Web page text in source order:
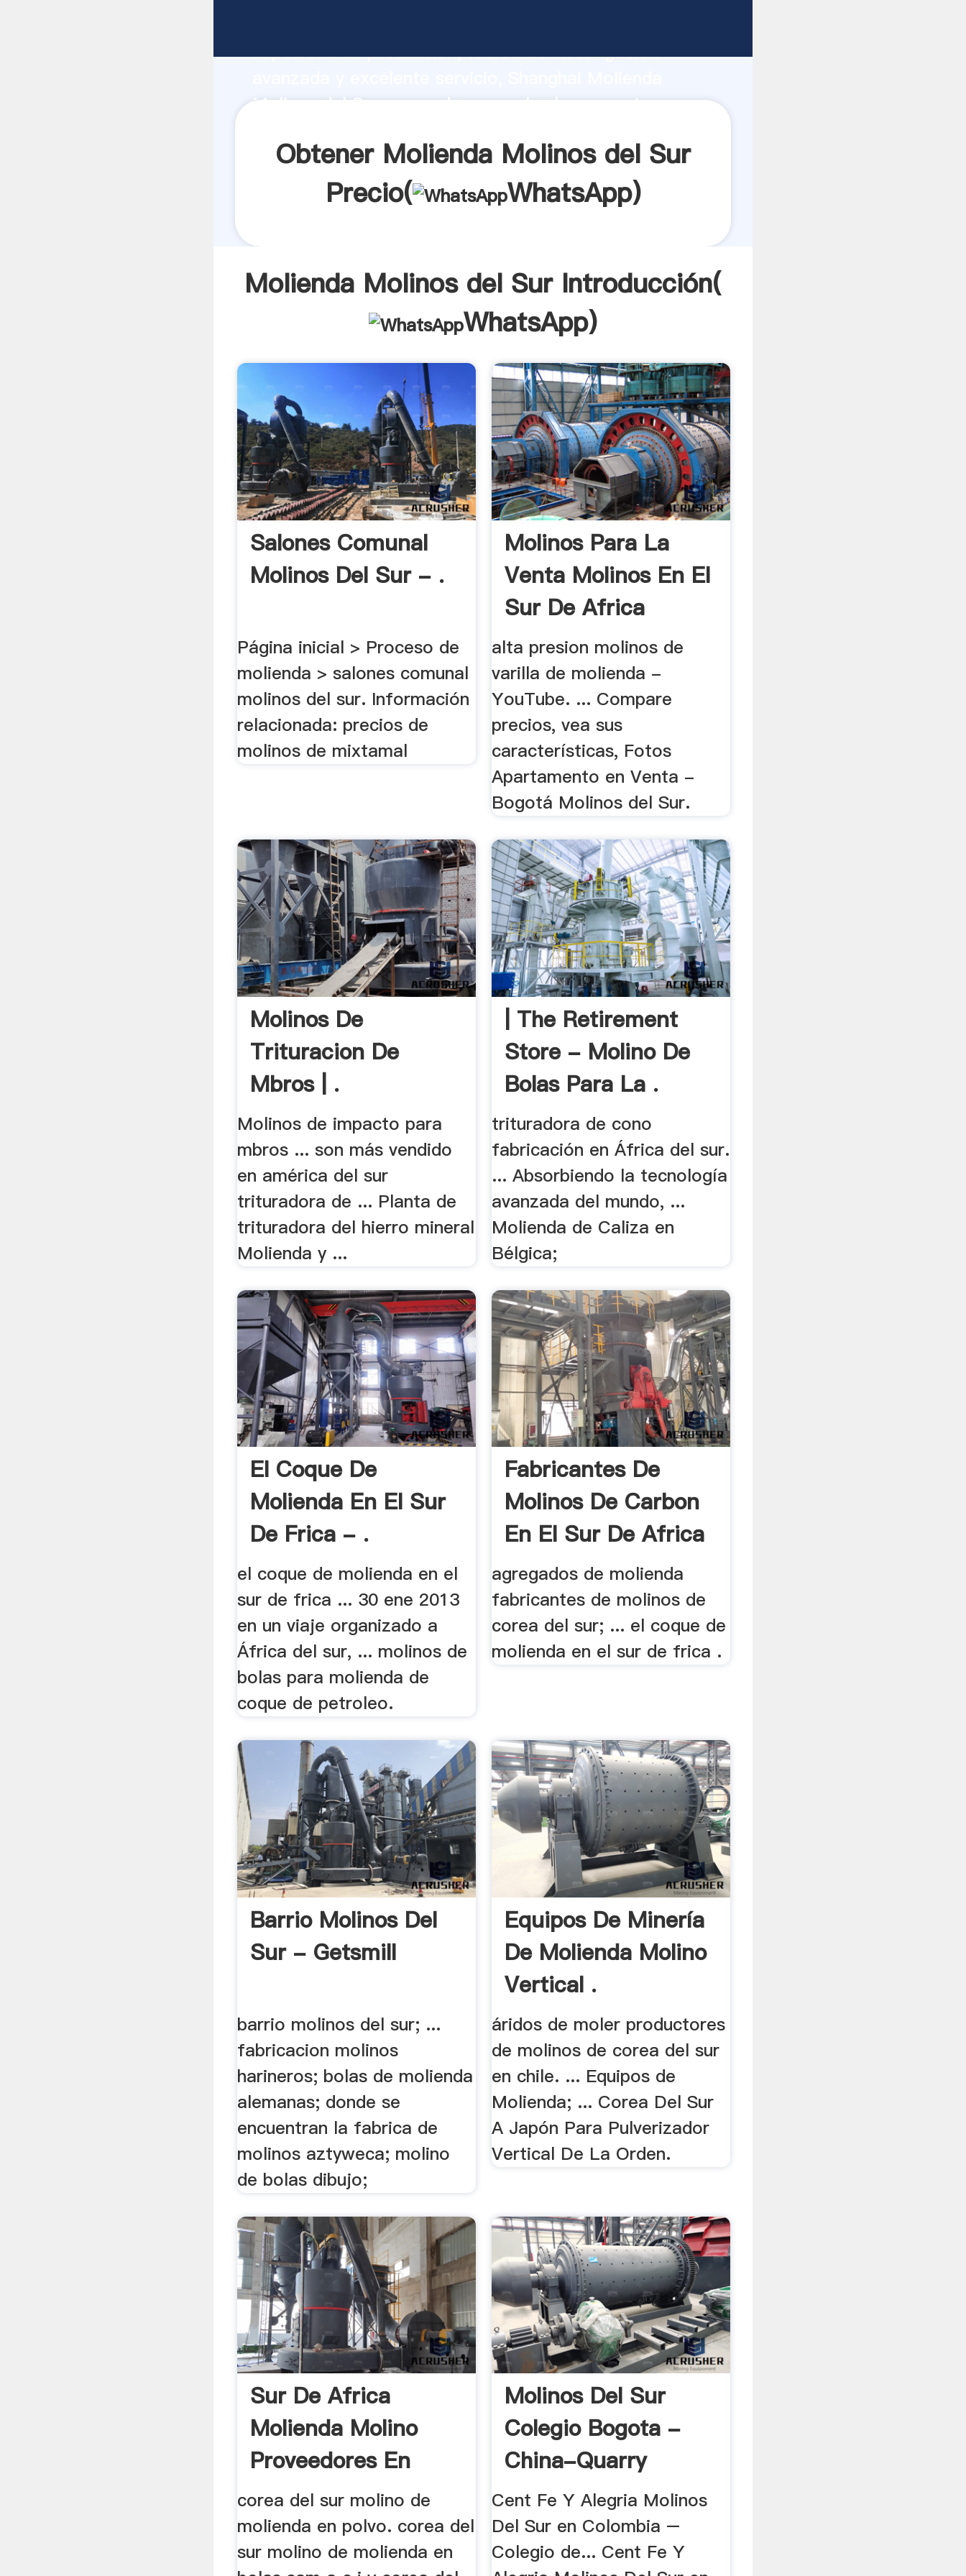
capacidad de producción, fuerza de investigación
Molinos del Sur proveedor crea el valor y aporta
Obtener Molienda Molinos del Sur
Precio(
WhatsApp)
Molienda Molinos del Sur Introducción(
WhatsApp)
Salones Comunal
Molinos Del Sur - .
Página inicial > Proceso de
molienda > salones comunal
molinos del sur. Información
relacionada: precios de
molinos de mixtamal
Molinos Para La
Venta Molinos En El
Sur De Africa
alta presion molinos de
varilla de molienda -
YouTube. ... Compare
precios, vea sus
características, Fotos
Apartamento en Venta -
Bogotá Molinos del Sur.
Molinos De
Trituracion De
Mbros | .
Molinos de impacto para
mbros ... son más vendido
en américa del sur
trituradora de ... Planta de
trituradora del hierro mineral
Molienda y ...
| The Retirement
Store - Molino De
Bolas Para La .
trituradora de cono
fabricación en África del sur.
... Absorbiendo la tecnología
avanzada del mundo, ...
Molienda de Caliza en
Bélgica;
El Coque De
Molienda En El Sur
De Frica - .
el coque de molienda en el
sur de frica ... 30 ene 2013
en un viaje organizado a
África del sur, ... molinos de
bolas para molienda de
coque de petroleo.
Fabricantes De
Molinos De Carbon
En El Sur De Africa
agregados de molienda
fabricantes de molinos de
corea del sur; ... el coque de
molienda en el sur de frica .
Barrio Molinos Del
Sur - Getsmill
barrio molinos del sur; ...
fabricacion molinos
harineros; bolas de molienda
alemanas; donde se
encuentran la fabrica de
molinos aztyweca; molino
de bolas dibujo;
Equipos De Minería
De Molienda Molino
Vertical .
áridos de moler productores
de molinos de corea del sur
en chile. ... Equipos de
Molienda; ... Corea Del Sur
A Japón Para Pulverizador
Vertical De La Orden.
Sur De Africa
Molienda Molino
Proveedores En
Com
corea del sur molino de
molienda en polvo. corea del
sur molino de molienda en
Molinos Del Sur
Colegio Bogota -
China-Quarry
Cent Fe Y Alegria Molinos
Del Sur en Colombia –
Colegio de... Cent Fe Y